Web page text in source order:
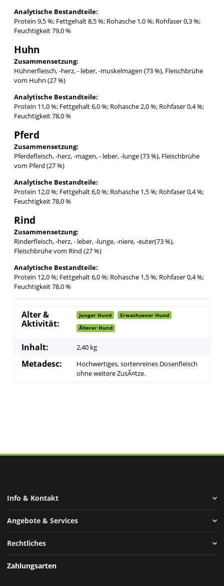
Analytische Bestandteile:
Protein 9,5 %; Fettgehalt 8,5 %; Rohasche 1,0 %; Rohfaser 0,3 %;
Feuchtigkeit 79,0 %
Huhn
Zusammensetzung:
Hühnerfleisch, -herz, - leber, -muskelmagen (73 %), Fleischbrühe
vom Huhn (27 %)
Analytische Bestandteile:
Protein 11,0 %; Fettgehalt 6,0 %; Rohasche 2,0 %; Rohfaser 0,4 %;
Feuchtigkeit 78,0 %
Pferd
Zusammensetzung:
Pferdefleisch, -herz, -magen, - leber, -lunge (73 %), Fleischbrühe
vom Pferd (27 %)
Analytische Bestandteile:
Protein 12,0 %; Fettgehalt 6,0 %; Rohasche 1,5 %; Rohfaser 0,4 %;
Feuchtigkeit 78,0 %
Rind
Zusammensetzung:
Rinderfleisch, -herz, - leber, -lunge, -niere, -euter(73 %),
Fleischbrühe vom Rind (27 %)
Analytische Bestandteile:
Protein 12,0 %; Fettgehalt 6,0 %; Rohasche 1,5 %; Rohfaser 0,4 %;
Feuchtigkeit 78,0 %
Alter &
Aktivität:
Junger Hund
Erwachsener Hund
Älterer Hund
Inhalt: 2,40 kg
Metadesc:
Hochwertiges, sortenreines Dosenfleisch
ohne weitere ZusÃ¤tze.
Info & Kontakt
Angebote & Services
Rechtliches
Zahlungsarten